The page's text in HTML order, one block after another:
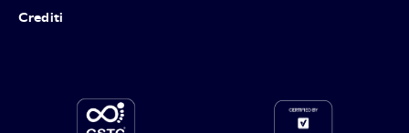
Crediti